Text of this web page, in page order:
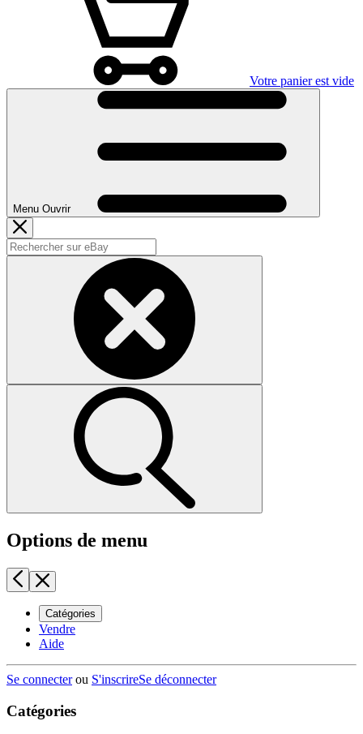
Votre panier est vide
Menu Ouvrir
Options de menu
Catégories
Vendre
Aide
Se connecterou S'inscrireSe déconnecter
Catégories